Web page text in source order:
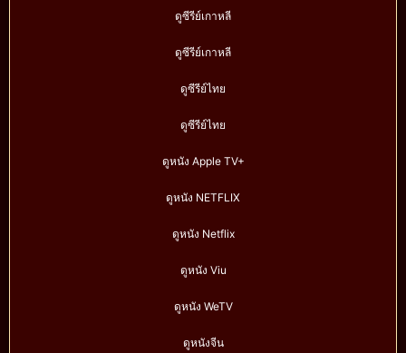
ดูซีรีย์เกาหลี
ดูซีรีย์เกาหลี
ดูซีรีย์ไทย
ดูซีรีย์ไทย
ดูหนัง Apple TV+
ดูหนัง NETFLIX
ดูหนัง Netflix
ดูหนัง Viu
ดูหนัง WeTV
ดูหนังจีน